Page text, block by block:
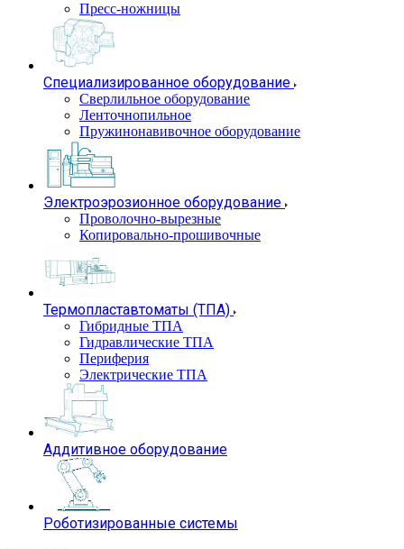
Пресс-ножницы
Специализированное оборудование
Сверлильное оборудование
Ленточнопильное
Пружинонавивочное оборудование
Электроэрозионное оборудование
Проволочно-вырезные
Копировально-прошивочные
Термопластавтоматы (ТПА)
Гибридные ТПА
Гидравлические ТПА
Периферия
Электрические ТПА
Аддитивное оборудование
Роботизированные системы